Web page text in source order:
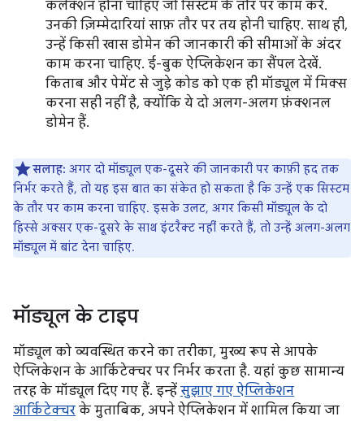
कलेक्शन होना चाहिए जो सिस्टम के तौर पर काम करे.
उनकी ज़िम्मेदारियां साफ़ तौर पर तय होनी चाहिए. साथ ही,
उन्हें किसी खास डोमेन की जानकारी की सीमाओं के अंदर
काम करना चाहिए. ई-बुक ऐप्लिकेशन का सैंपल देखें.
किताब और पेमेंट से जुड़े कोड को एक ही मॉड्यूल में मिक्स
करना सही नहीं है, क्योंकि ये दो अलग-अलग फ़ंक्शनल
डोमेन हैं.
सलाह: अगर दो मॉड्यूल एक-दूसरे की जानकारी पर काफ़ी हद तक
निर्भर करते हैं, तो यह इस बात का संकेत हो सकता है कि उन्हें एक सिस्टम
के तौर पर काम करना चाहिए. इसके उलट, अगर किसी मॉड्यूल के दो
हिस्से अक्सर एक-दूसरे के साथ इंटरैक्ट नहीं करते हैं, तो उन्हें अलग-अलग
मॉड्यूल में बांट देना चाहिए.
मॉड्यूल के टाइप
मॉड्यूल को व्यवस्थित करने का तरीका, मुख्य रूप से आपके
ऐप्लिकेशन के आर्किटेक्चर पर निर्भर करता है. यहां कुछ सामान्य
तरह के मॉड्यूल दिए गए हैं. इन्हें सुझाए गए ऐप्लिकेशन
आर्किटेक्चर के मुताबिक, अपने ऐप्लिकेशन में शामिल किया जा